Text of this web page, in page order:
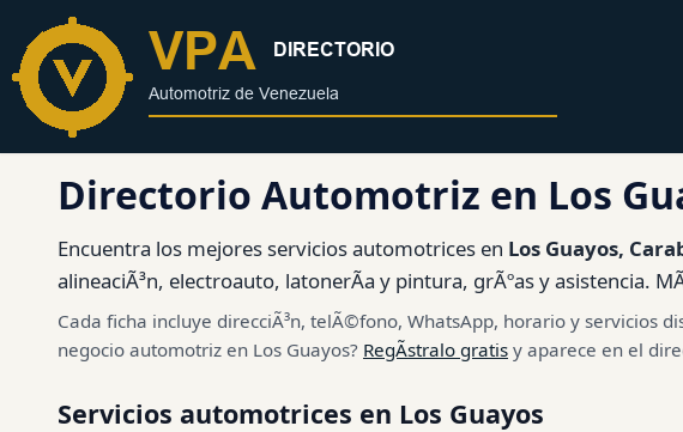
contenido
Directorio Automotriz en Los
Encuentra los mejores servicios automotrices en Los Guayos,
alineaciÃ³n, electroauto, latonerÃ­a y pintura, grÃºas y asistencia.
Cada ficha incluye direcciÃ³n, telÃ©fono, WhatsApp, horario y servicios
negocio automotriz en Los Guayos? RegÃ­stralo gratis y aparece en el
Servicios automotrices en Los Guayos